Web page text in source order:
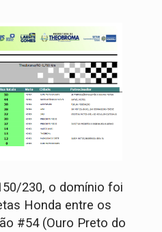
230, o domínio foi
Honda entre os
#54 (Ouro Preto do